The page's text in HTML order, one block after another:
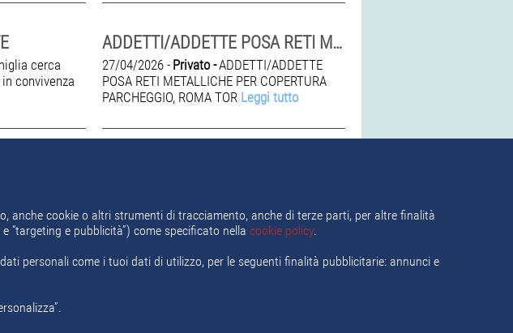
cerca
convivenza
ADDETTI/ADDETTE POSA RETI METALLICHE PER COPERTURA
27/04/2026 - Privato -ADDETTI/ADDETTE
POSA RETI METALLICHE PER COPERTURA
PARCHEGGIO, ROMA TOR Leggi tutto
Policy Privacy
anche cookie o altri strumenti di tracciamento, anche di terze parti, per altre finalità
e “targeting e pubblicità”) come specificato nellacookie policy.
personali come i tuoi dati di utilizzo, per le seguenti finalità pubblicitarie: annunci e